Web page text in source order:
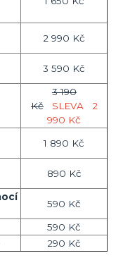
2 990 Kč
3 590 Kč
3 190
Kč
SLEVA 2
990 Kč
1 890 Kč
890 Kč
590 Kč
590 Kč
290 Kč